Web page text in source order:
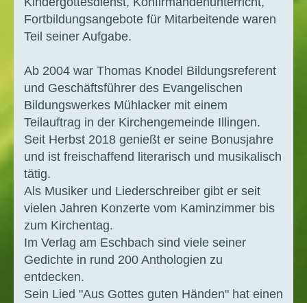
Fortbildungsangebote für Mitarbeitende waren
Teil seiner Aufgabe.
Ab 2004 war Thomas Knodel Bildungsreferent
und Geschäftsführer des Evangelischen
Bildungswerkes Mühlacker mit einem
Teilauftrag in der Kirchengemeinde Illingen.
Seit Herbst 2018 genießt er seine Bonusjahre
und ist freischaffend literarisch und musikalisch
tätig.
Als Musiker und Liederschreiber gibt er seit
vielen Jahren Konzerte vom Kaminzimmer bis
zum Kirchentag.
Im Verlag am Eschbach sind viele seiner
Gedichte in rund 200 Anthologien zu
entdecken.
Sein Lied "Aus Gottes guten Händen" hat einen